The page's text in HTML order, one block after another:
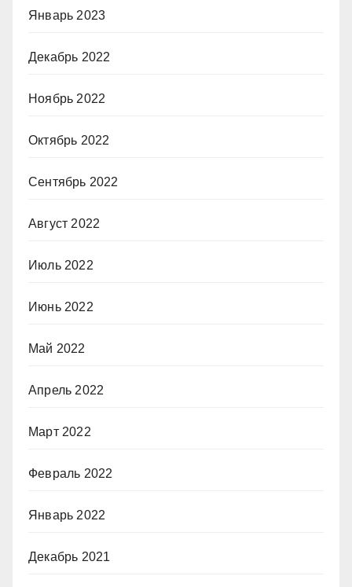
Январь 2023
Декабрь 2022
Ноябрь 2022
Октябрь 2022
Сентябрь 2022
Август 2022
Июль 2022
Июнь 2022
Май 2022
Апрель 2022
Март 2022
Февраль 2022
Январь 2022
Декабрь 2021